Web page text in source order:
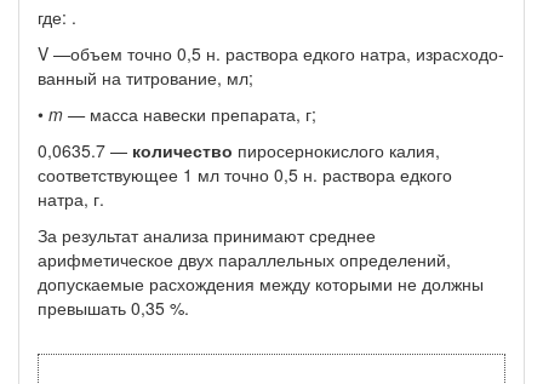
где: .
V —объем точно 0,5 н. раствора едкого натра, израсходо­
ванный на титрование, мл;
• m —масса навески препарата, г;
0,0635.7 — количество пиросернокислого калия,
соответствующее 1 мл точно 0,5 н. раствора едкого
натра, г.
За результат анализа принимают среднее
арифметическое двух параллельных определений,
допускаемые расхождения между ко­торыми не должны
превышать 0,35 %.